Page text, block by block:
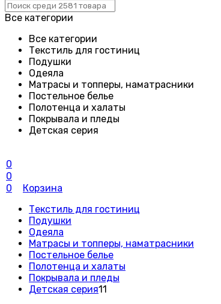
Все категории
Все категории
Текстиль для гостиниц
Подушки
Одеяла
Матрасы и топперы, наматрасники
Постельное белье
Полотенца и халаты
Покрывала и пледы
Детская серия
0
0
0
Корзина
Текстиль для гостиниц
Подушки
Одеяла
Матрасы и топперы, наматрасники
Постельное белье
Полотенца и халаты
Покрывала и пледы
Детская серия11